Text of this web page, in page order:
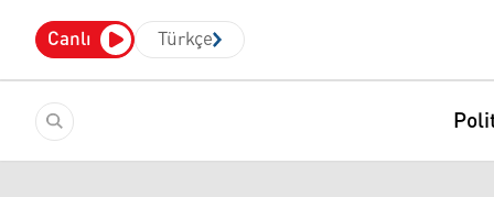
Canlı Türkçe